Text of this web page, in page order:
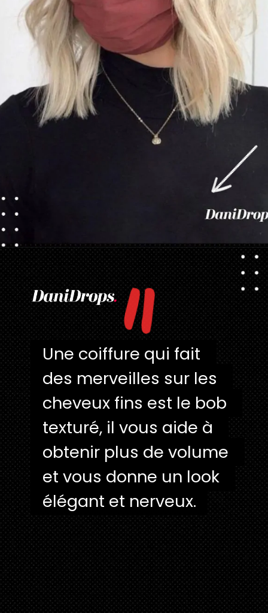
Ouverture "
Une coiffure qui fait
des merveilles sur les
cheveux fins est le bob
texturé, il vous aide à
obtenir plus de volume
et vous donne un look
élégant et nerveux.
Une coiffure qui fait
des merveilles sur les
cheveux fins est le bob
texturé, il vous aide à
obtenir plus de volume
et vous donne un look
élégant et nerveux.